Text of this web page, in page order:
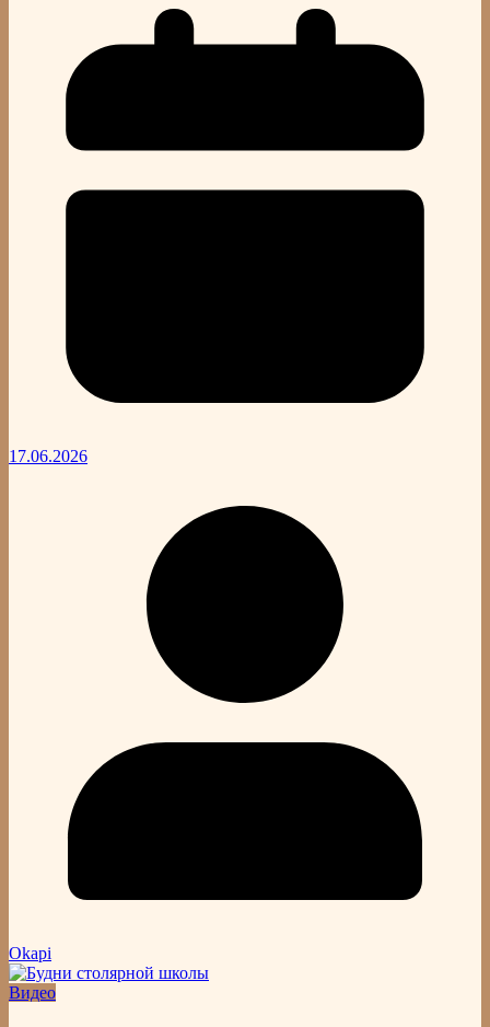
17.06.2026
Okapi
Видео